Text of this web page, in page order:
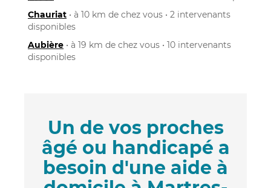
Chauriat • à 10 km de chez vous • 2 intervenants
disponibles
Aubière • à 19 km de chez vous • 10 intervenants
disponibles
Un de vos proches
âgé ou handicapé a
besoin d'une aide à